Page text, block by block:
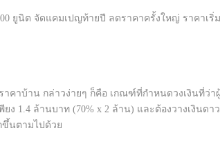
ยูนิต จัดแคมเปญท้ายปี ลดราคาครั้งใหญ่ ราคาเ
าคาบ้าน กล่าวง่ายๆ ก็คือ เกณฑ์ที่กำหนดวงเงินที่
ง 1.4 ล้านบาท (70% x 2 ล้าน) และต้องวางเงิน
ขึ้นตามไปด้วย